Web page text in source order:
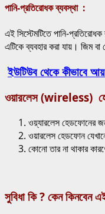
পানি-প্রতিরোধক ব্যবস্থা :
এই সিস্টেমটিতে পানি-
এটিকে ব্যবহার করা যায়। জিম
ইউটিউব থেকে কীভাবে
ওয়ারলেস (wireless)
ওয়্যারলেস হেডফোনের
ওয়ারলেস হেডফোন
কোনো তার না থাকার
সুবিধা কি ? কেন